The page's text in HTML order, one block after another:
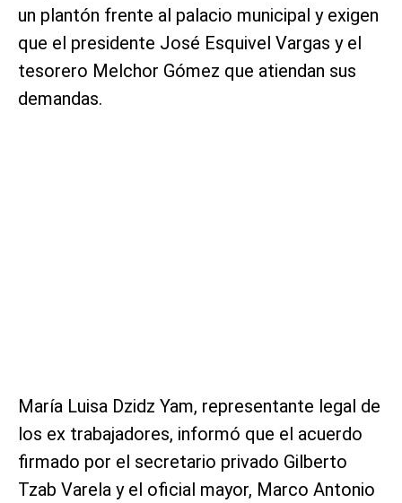
un plantón frente al palacio municipal y exigen
que el presidente José Esquivel Vargas y el
tesorero Melchor Gómez que atiendan sus
demandas.
María Luisa Dzidz Yam, representante legal de
los ex trabajadores, informó que el acuerdo
firmado por el secretario privado Gilberto
Tzab Varela y el oficial mayor, Marco Antonio